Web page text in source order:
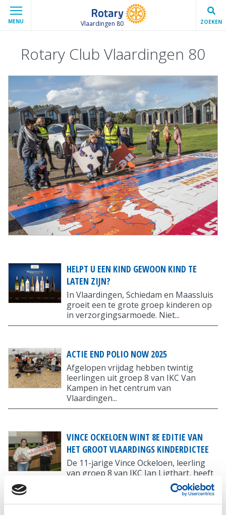
MENU Vlaardingen 80 ZOEKEN
Rotary Club Vlaardingen 80
HELPT U EEN KIND GEWOON KIND TE
LATEN ZIJN?
In Vlaardingen, Schiedam en Maassluis
groeit een te grote groep kinderen op
in verzorgingsarmoede. Niet...
ACTIE END POLIO NOW 2025
Afgelopen vrijdag hebben twintig
leerlingen uit groep 8 van IKC Van
Kampen in het centrum van
Vlaardingen...
VINCE OCKELOEN WINT 8E EDITIE VAN
HET GROOT VLAARDINGS KINDERDICTEE
De 11-jarige Vince Ockeloen, leerling
van groep 8 van IKC Jan Ligthart, heeft